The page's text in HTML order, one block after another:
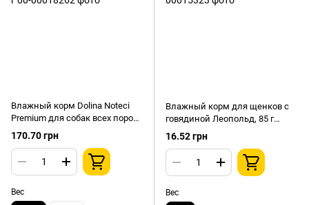
Влажный корм Dolina Noteci
Premium для собак всех пород
с говядиной, 400 г
170.70 грн
Вес
Влажный корм для щенков с
говядиной Леопольд, 85 г
(пауч)
16.52 грн
Вес